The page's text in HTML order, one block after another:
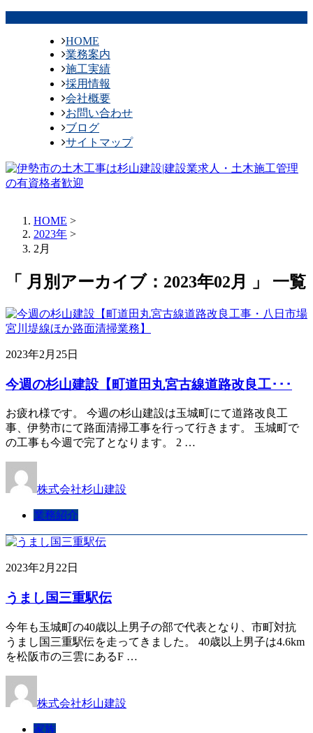
HOME
業務案内
施工実績
採用情報
会社概要
お問い合わせ
ブログ
サイトマップ
HOME >
2023年 >
2月
「 月別アーカイブ：2023年02月 」 一覧
2023年2月25日
今週の杉山建設【町道田丸宮古線道路改良工･･･
お疲れ様です。 今週の杉山建設は玉城町にて道路改良工
事、伊勢市にて路面清掃工事を行って行きます。 玉城町で
の工事も今週で完了となります。 2 …
株式会社杉山建設
業務紹介
2023年2月22日
うまし国三重駅伝
今年も玉城町の40歳以上男子の部で代表となり、市町対抗
うまし国三重駅伝を走ってきました。 40歳以上男子は4.6km
を松阪市の三雲にあるF …
株式会社杉山建設
家族